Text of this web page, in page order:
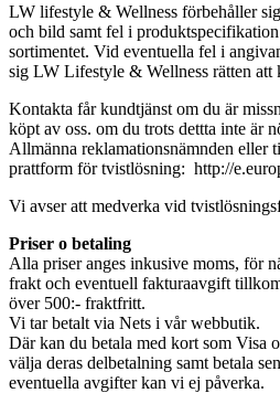
LW lifestyle & Wellness förbehåller
och bild samt fel i
sortimentet. Vid eventuella fel i
sig LW Lifestyle & Wellness rätten att
Kontakta får kundtjänst om du är
köpt av oss. om du trots dettta inte är
Allmänna reklamationsnämnden eller
prattform för tvistlösning: http://
Vi avser att medverka vid
Priser o betaling
Alla priser anges inkusive moms, för
frakt och eventuell fakturaavgift
över 500:- fraktfritt.
Vi tar betalt via Nets i vår webbutik.
Där kan du betala med kort som Visa
välja deras delbetalning samt betala
eventuella avgifter kan vi ej påverka.